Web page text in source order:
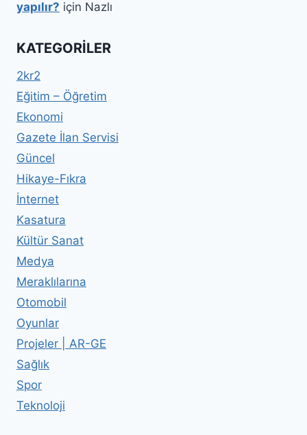
yapılır? için Nazlı
KATEGORILER
2kr2
Eğitim – Öğretim
Ekonomi
Gazete İlan Servisi
Güncel
Hikaye-Fıkra
İnternet
Kasatura
Kültür Sanat
Medya
Meraklılarına
Otomobil
Oyunlar
Projeler | AR-GE
Sağlık
Spor
Teknoloji